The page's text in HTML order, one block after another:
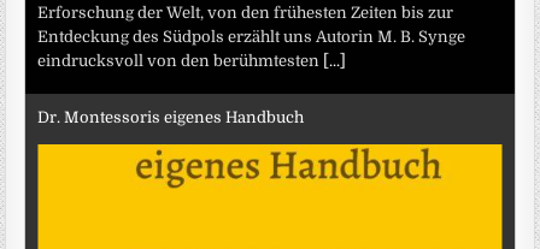
Erforschung der Welt, von den frühesten Zeiten bis zur
Entdeckung des Südpols erzählt uns Autorin M. B. Synge
eindrucksvoll von den berühmtesten [...]
Dr. Montessoris eigenes Handbuch